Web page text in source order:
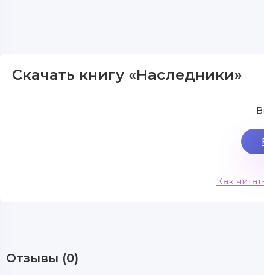
Скачать книгу «Наследники»
Как
Отзывы (0)